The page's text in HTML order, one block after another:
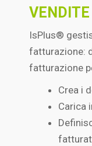
VENDITE
IsPlus®
fatturazione:
fatturazione
Crea i
Carica